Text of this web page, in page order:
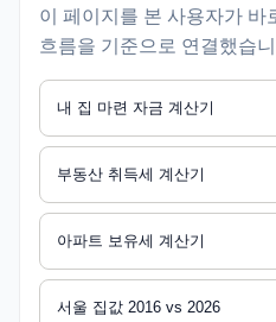
이 페이지를 본 사용자가 바
흐름을 기준으로 연결했습
내 집 마련 자금 계산기
부동산 취득세 계산기
아파트 보유세 계산기
서울 집값 2016 vs 2026